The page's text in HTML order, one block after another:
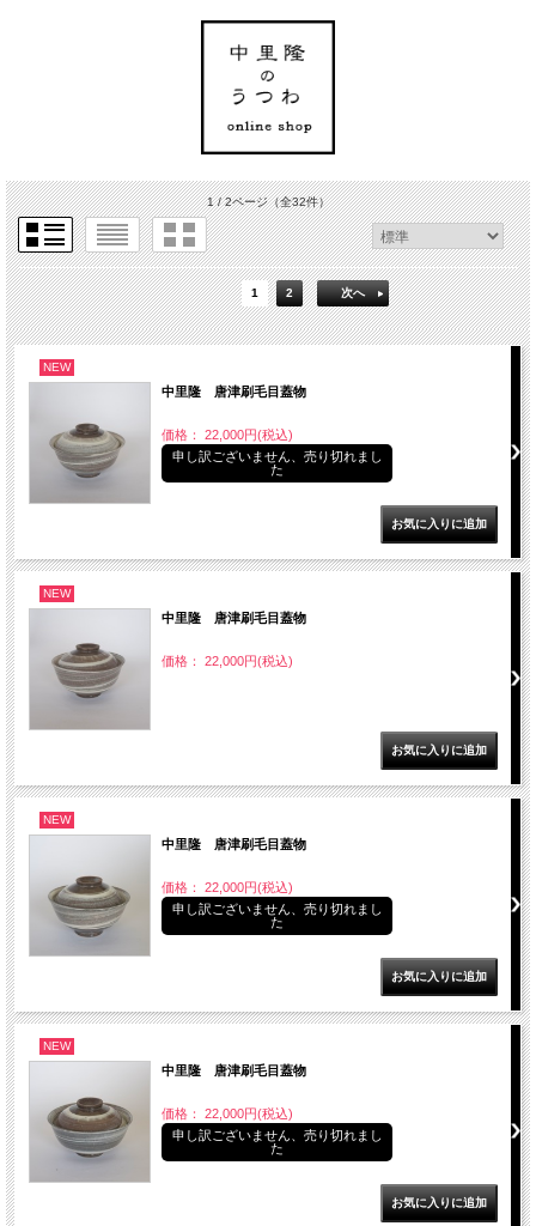
1 / 2ページ（全32件）
1 2 次へ
NEW
中里隆 唐津刷毛目蓋物
価格： 22,000円(税込)
申し訳ございません、売り切れまし
た
NEW
中里隆 唐津刷毛目蓋物
価格： 22,000円(税込)
NEW
中里隆 唐津刷毛目蓋物
価格： 22,000円(税込)
申し訳ございません、売り切れまし
た
NEW
中里隆 唐津刷毛目蓋物
価格： 22,000円(税込)
申し訳ございません、売り切れまし
た